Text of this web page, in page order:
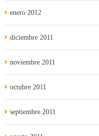
enero 2012
diciembre 2011
noviembre 2011
octubre 2011
septiembre 2011